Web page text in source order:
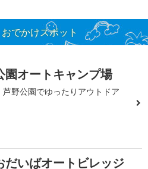
でかけスポット
園オートキャンプ場
芦野公園でゆったりアウトドア
だいばオートビレッジ